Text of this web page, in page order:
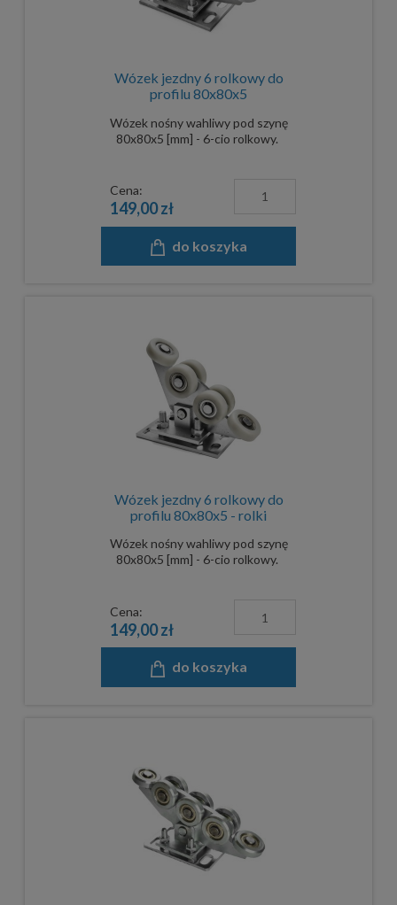
Wózek jezdny 6 rolkowy do
profilu 80x80x5
Wózek nośny wahliwy pod szynę
80x80x5 [mm] - 6-cio rolkowy.
Cena:
149,00 zł
do koszyka
Wózek jezdny 6 rolkowy do
profilu 80x80x5 - rolki
Wózek nośny wahliwy pod szynę
80x80x5 [mm] - 6-cio rolkowy.
Cena:
149,00 zł
do koszyka